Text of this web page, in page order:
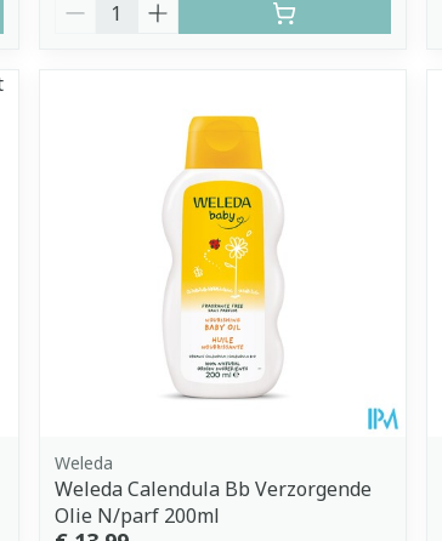
Weleda
Weleda Calendula Bb Verzorgende
Olie N/parf 200ml